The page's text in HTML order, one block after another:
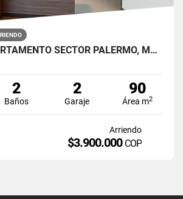
ARRIENDO APARTAMENTO SECTOR PALERMO, MANIZALES
2
Baños
2
Garaje
90
Área m2
Arriendo
$3.900.000 COP